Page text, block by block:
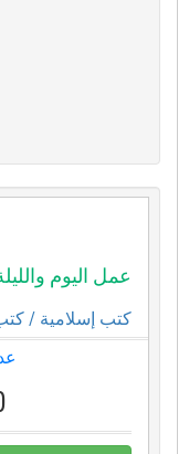
عمل اليوم
كتب إسلامية / كتب